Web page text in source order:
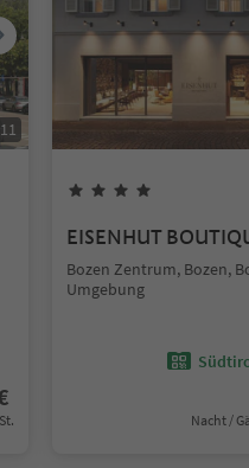
11
EISENHUT
Bozen Zentrum, Bozen,
Umgebung
Nacht /